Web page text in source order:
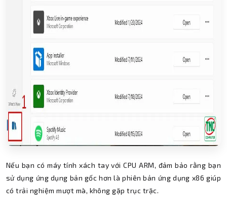
Nếu bạn có máy tính xách tay với CPU ARM, đảm bảo rằng bạn
sử dụng ứng dụng bản gốc hơn là phiên bản ứng dụng x86 giúp
có trải nghiệm mượt mà, không gặp trục trặc.